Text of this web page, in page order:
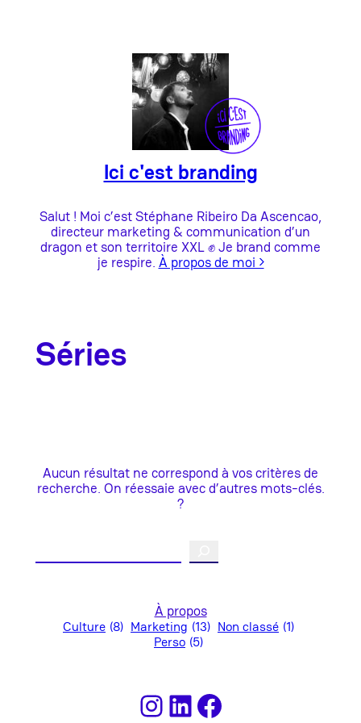
Ici c'est branding
Salut ! Moi c’est Stéphane Ribeiro Da Ascencao,
directeur marketing & communication d’un
dragon et son territoire XXL ✊ Je brand comme
je respire. À propos de moi ›
Séries
Aucun résultat ne correspond à vos critères de
recherche. On réessaie avec d’autres mots-clés.
?
À propos
Culture (8) Marketing (13) Non classé (1)
Perso (5)
InstagramLinkedIn Facebook